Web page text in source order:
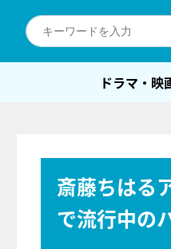
ドラマ・映
斎藤ちはる
で流行中の